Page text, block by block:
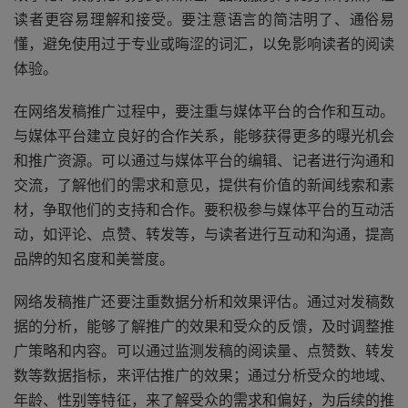
读者更容易理解和接受。要注意语言的简洁明了、通俗易
懂，避免使用过于专业或晦涩的词汇，以免影响读者的阅读
体验。
在网络发稿推广过程中，要注重与媒体平台的合作和互动。
与媒体平台建立良好的合作关系，能够获得更多的曝光机会
和推广资源。可以通过与媒体平台的编辑、记者进行沟通和
交流，了解他们的需求和意见，提供有价值的新闻线索和素
材，争取他们的支持和合作。要积极参与媒体平台的互动活
动，如评论、点赞、转发等，与读者进行互动和沟通，提高
品牌的知名度和美誉度。
网络发稿推广还要注重数据分析和效果评估。通过对发稿数
据的分析，能够了解推广的效果和受众的反馈，及时调整推
广策略和内容。可以通过监测发稿的阅读量、点赞数、转发
数等数据指标，来评估推广的效果；通过分析受众的地域、
年龄、性别等特征，来了解受众的需求和偏好，为后续的推